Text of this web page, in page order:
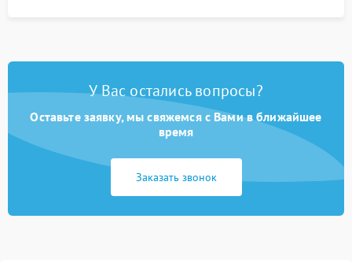
У Вас остались вопросы?
Оставьте заявку, мы свяжемся с Вами в ближайшее
время
Заказать звонок